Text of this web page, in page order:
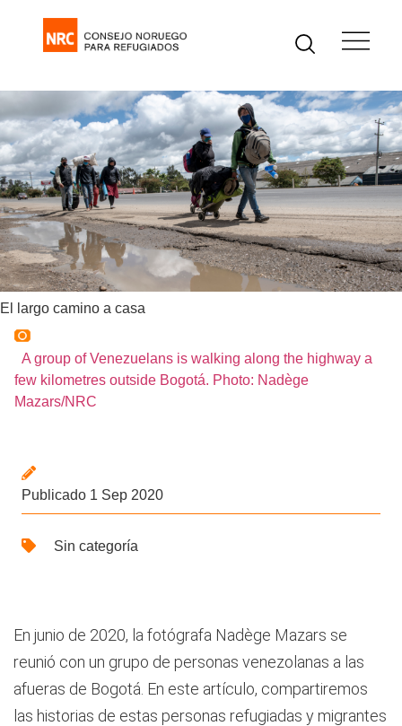
El largo camino a casa
A group of Venezuelans is walking along the highway a
few kilometres outside Bogotá. Photo: Nadège
Mazars/NRC
Publicado 1 Sep 2020
Sin categoría
En junio de 2020, la fotógrafa Nadège Mazars se
reunió con un grupo de personas venezolanas a las
afueras de Bogotá. En este artículo, compartiremos
las historias de estas personas refugiadas y migrantes